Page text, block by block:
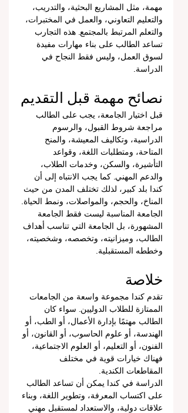
مهمة، مثل المشاريع البحثية، والتدريب،
والتعليم التعاوني، والعمل في المختبرات،
والتعلم المرتبط بالمجتمع. هذه التجارب
تساعد الطالب على بناء مهارات مفيدة
لسوق العمل، وليس فقط النجاح في
الدراسة.
نصائح مهمة قبل التقديم
قبل اختيار الجامعة، يجب على الطالب
مراجعة شروط القبول، والرسوم
الدراسية، وتكاليف المعيشة، والمنح
المتاحة، ومتطلبات اللغة، وقواعد
التأشيرة، والسكن، وخدمات الطلاب،
والدعم المهني. كما يجب الانتباه إلى أن
كندا بلد كبير، لذلك تختلف المدن من حيث
المناخ، والحجم، والمواصلات، ونمط الحياة.
الجامعة المناسبة ليست فقط الجامعة
المشهورة، بل الجامعة التي تناسب أهداف
الطالب، وميزانيته، وتخصصه، وشخصيته،
وخططه المستقبلية.
خلاصة
تقدم كندا مجموعة واسعة من الجامعات
الممتازة للطلاب الدوليين. سواء كان
الطالب مهتمًا بإدارة الأعمال، أو الطب، أو
الهندسة، أو علوم الحاسوب، أو القانون، أو
الفنون، أو التعليم، أو العلوم الاجتماعية،
فهناك خيارات قوية في مختلف
المقاطعات الكندية.
الدراسة في كندا يمكن أن تساعد الطالب
على اكتساب المعرفة، وتطوير اللغة، وبناء
علاقات دولية، والاستعداد لمستقبل مهني